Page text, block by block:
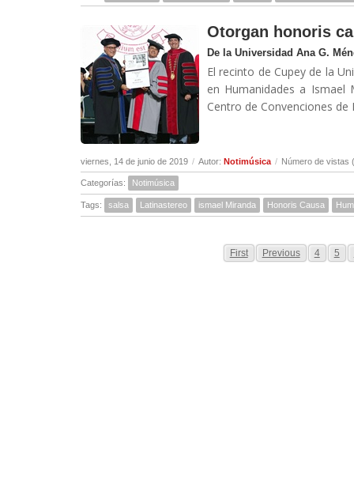
Otorgan honoris
De la Universidad Ana G.
El recinto de Cupey de la
en Humanidades a Ismael
Centro de Convenciones de
viernes, 14 de junio de 2019 / Autor: Notimúsica / Número de vistas
Categorías: Notimúsica
Tags: salsa Latinastereo ismael Miranda Honoris Causa
First Previous 4 5